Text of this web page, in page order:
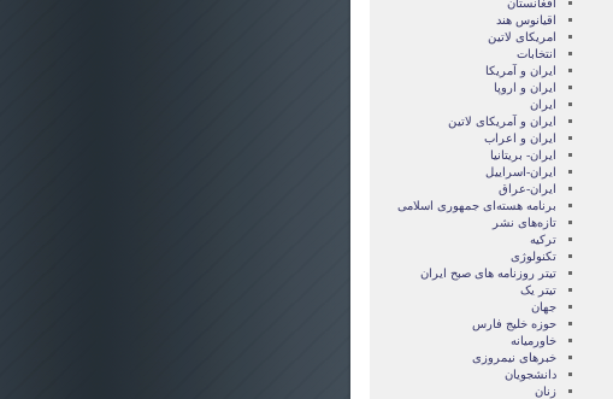
افغانستان
اقیانوس هند
امریکای لاتین
انتخابات
ايران و آمريکا
ايران و اروپا
ایران
ایران و آمریکای لاتین
ایران و اعراب
ایران- بریتانیا
ایران-اسراییل
ایران-عراق
برنامه هسته‌ای جمهوری اسلامی
تازه‌های نشر
ترکیه
تکنولوژی
تیتر روزنامه های صبح ایران
تیتر یک
جهان
حوزه خلیج فارس
خاورمیانه
خبرهای نیمروزی
دانشجویان
زنان